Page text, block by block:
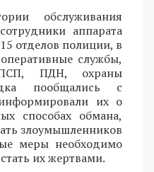
обслуживания
аппарата
отделов полиции, в
службы,
ПДН, охраны
пообщались с
их о
способах обмана,
злоумышленников
меры необходимо
их жертвами.